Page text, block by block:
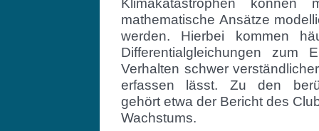
mathematische Ansätze
werden. Hierbei kommen
Differentialgleichungen
Verhalten schwer
erfassen lässt. Zu den
gehört etwa der Bericht des
Wachstums.